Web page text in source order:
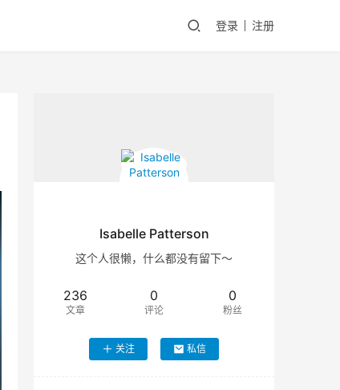
登录 注册
Isabelle Patterson
这个人很懒，什么都没有留下～
236
文章
0
评论
0
粉丝
关注 私信